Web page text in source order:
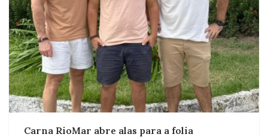
Carna RioMar abre alas para a folia